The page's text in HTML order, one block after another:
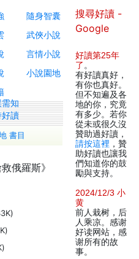
隨身智囊
武俠小說
言情小說
小說園地
需知
好讀
書目
俄羅斯》
搜尋好讀 -
Google
好讀第25年
了 。
有好讀真好，
有你也真好。
但不知遍及各
地的你，究竟
有多少。若你
從未或很久沒
贊助過好讀，
請按這裡 ，贊
助好讀也讓我
們知道你的鼓
勵與支持。
2024/12/3 小
黄
前人栽树，后
人乘凉。感谢
好读网站，感
谢所有的故
事。